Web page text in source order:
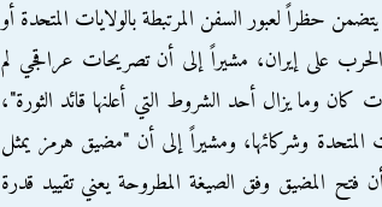
حظراً لعبور السفن المرتبطة بالولايات المتحدة أو
على إيران، مشيراً إلى أن تصريحات عراقجي لم
وما يزال أحد الشروط التي أعلنها قائد الثورة"،
وشركائها، ومشيراً إلى أن "مضيق هرمز يمثل
المضيق وفق الصيغة المطروحة يعني تقييد قدرة